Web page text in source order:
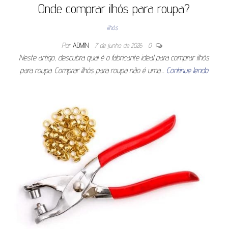
Onde comprar ilhós para roupa?
ilhós
Por ADMIN 7 de junho de 2026 0
Neste artigo, descubra qual é o fabricante ideal para comprar ilhós
para roupa. Comprar ilhós para roupa não é uma… Continue lendo